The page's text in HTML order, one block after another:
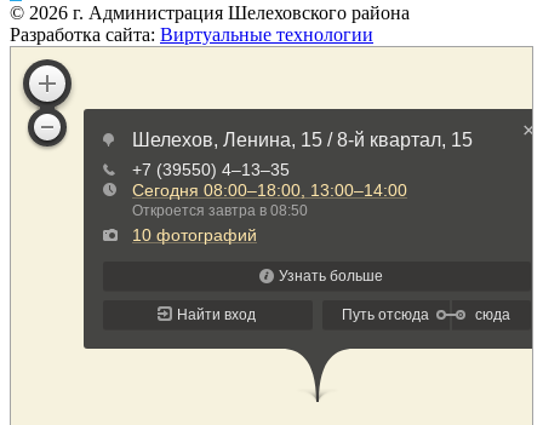
© 2026 г. Администрация Шелеховского района
Разработка сайта: Виртуальные технологии